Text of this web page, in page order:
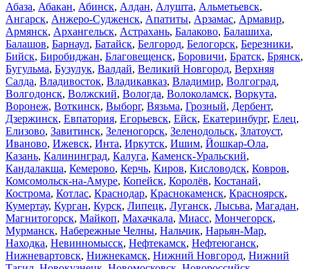
Абаза, Абакан, Абинск, Алдан, Алушта, Альметьевск,
Ангарск, Анжеро-Судженск, Апатиты, Арзамас, Армавир,
Армянск, Архангельск, Астрахань, Балаково, Балашиха,
Балашов, Барнаул, Батайск, Белгород, Белогорск, Березники,
Бийск, Биробиджан, Благовещенск, Боровичи, Братск, Брянск,
Бугульма, Бузулук, Валдай, Великий Новгород, Верхняя
Салда, Владивосток, Владикавказ, Владимир, Волгоград,
Волгодонск, Волжский, Вологда, Волоколамск, Воркута,
Воронеж, Воткинск, Выборг, Вязьма, Грозный, Дербент,
Дзержинск, Евпатория, Егорьевск, Ейск, Екатеринбург, Елец,
Елизово, Завитинск, Зеленогорск, Зеленодольск, Златоуст,
Иваново, Ижевск, Инта, Иркутск, Ишим, Йошкар-Ола,
Казань, Калининград, Калуга, Каменск-Уральский,
Кандалакша, Кемерово, Керчь, Киров, Кисловодск, Ковров,
Комсомольск-на-Амуре, Копейск, Королёв, Костанай,
Кострома, Котлас, Краснодар, Краснокаменск, Красноярск,
Кумертау, Курган, Курск, Липецк, Луганск, Лысьва, Магадан,
Магнитогорск, Майкоп, Махачкала, Миасс, Мончегорск,
Мурманск, Набережные Челны, Нальчик, Нарьян-Мар,
Находка, Невинномысск, Нефтекамск, Нефтеюганск,
Нижневартовск, Нижнекамск, Нижний Новгород, Нижний